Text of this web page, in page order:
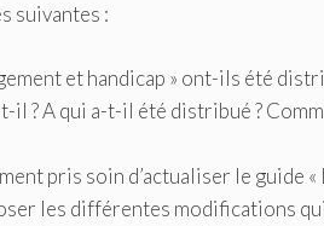
suivantes :
et handicap » ont-ils été
il ? A qui a-t-il été distribué ?
pris soin d’actualiser le guide «
les différentes modifications